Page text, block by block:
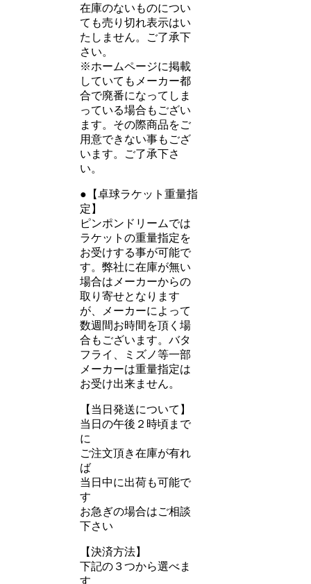
在庫のないものについ
ても売り切れ表示はい
たしません。ご了承下
さい。
※ホームページに掲載
していてもメーカー都
合で廃番になってしま
っている場合もござい
ます。その際商品をご
用意できない事もござ
います。ご了承下さ
い。
●【卓球ラケット重量指
定】
ピンポンドリームでは
ラケットの重量指定を
お受けする事が可能で
す。弊社に在庫が無い
場合はメーカーからの
取り寄せとなります
が、メーカーによって
数週間お時間を頂く場
合もございます。バタ
フライ、ミズノ等一部
メーカーは重量指定は
お受け出来ません。
【当日発送について】
当日の午後２時頃まで
に
ご注文頂き在庫が有れ
ば
当日中に出荷も可能で
す
お急ぎの場合はご相談
下さい
【決済方法】
下記の３つから選べま
す